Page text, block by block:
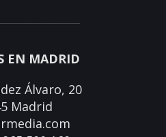
EN MADRID
Álvaro, 20
Madrid